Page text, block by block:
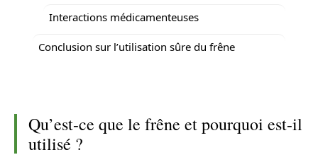
Interactions médicamenteuses
Conclusion sur l’utilisation sûre du frêne
Qu’est-ce que le frêne et pourquoi est-il
utilisé ?